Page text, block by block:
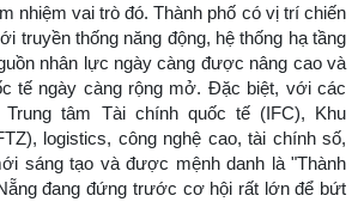
nhiệm vai trò đó. Thành phố có vị trí chiến
truyền thống năng động, hệ thống hạ tầng
nhân lực ngày càng được nâng cao và
tế ngày càng rộng mở. Đặc biệt, với các
tâm Tài chính quốc tế (IFC), Khu
logistics, công nghệ cao, tài chính số,
sáng tạo và được mệnh danh là "Thành
đang đứng trước cơ hội rất lớn để bứt